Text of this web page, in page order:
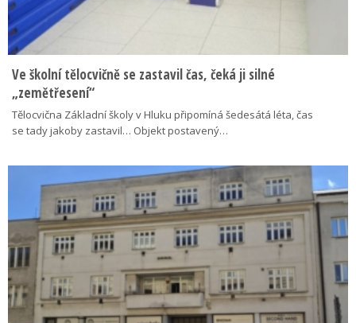
Ve školní tělocvičně se zastavil čas, čeká ji silné
„zemětřesení“
Tělocvična Základní školy v Hluku připomíná šedesátá léta, čas
se tady jakoby zastavil… Objekt postavený…